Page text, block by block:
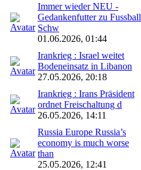
Immer wieder NEU -
Gedankenfutter zu Fussball
Schw
01.06.2026, 01:44
Irankrieg : Israel weitet
Bodeneinsatz in Libanon
27.05.2026, 20:18
Irankrieg : Irans Präsident
ordnet Freischaltung d
26.05.2026, 14:11
Russia Europe Russia’s
economy is much worse
than
25.05.2026, 12:41